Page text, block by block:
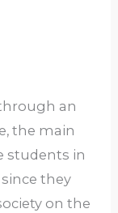
an
the main
students in
they
on the